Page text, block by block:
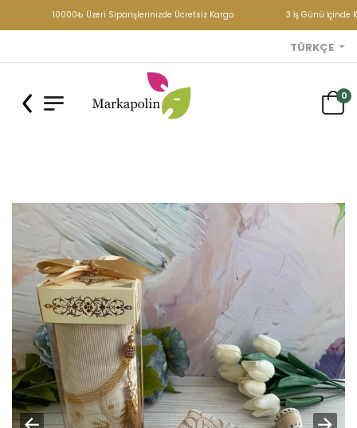
10000₺ Üzeri Siparişlerinizde Ücretsiz Kargo 3 İş Günü İçinde
TÜRKÇE
0